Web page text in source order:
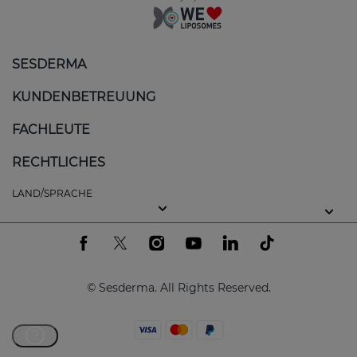
SESDERMA
KUNDENBETREUUNG
FACHLEUTE
RECHTLICHES
LAND/SPRACHE
© Sesderma. All Rights Reserved.